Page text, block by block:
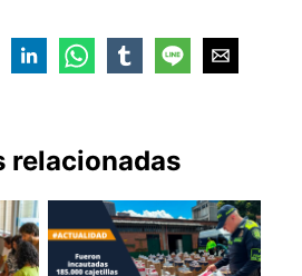
relacionadas